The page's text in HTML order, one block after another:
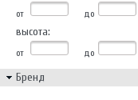
от до
высота:
от до
Бренд